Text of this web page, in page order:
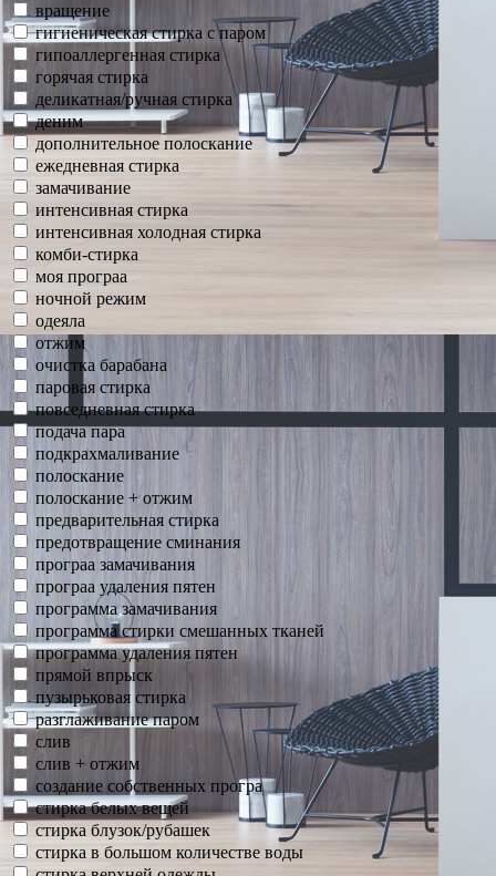
вращение
гигиеническая стирка с паром
гипоаллергенная стирка
горячая стирка
деликатная/ручная стирка
деним
дополнительное полоскание
ежедневная стирка
замачивание
интенсивная стирка
интенсивная холодная стирка
комби-стирка
моя програа
ночной режим
одеяла
отжим
очистка барабана
паровая стирка
повседневная стирка
подача пара
подкрахмаливание
полоскание
полоскание + отжим
предварительная стирка
предотвращение сминания
програа замачивания
програа удаления пятен
программа замачивания
программа стирки смешанных тканей
программа удаления пятен
прямой впрыск
пузырьковая стирка
разглаживание паром
слив
слив + отжим
создание собственных програ
стирка белых вещей
стирка блузок/рубашек
стирка в большом количестве воды